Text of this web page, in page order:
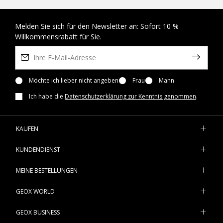
Melden Sie sich für den Newsletter an: Sofort 10 %
Willkommensrabatt für Sie.
Möchte ich lieber nicht angeben Frau
Mann
Ich habe die Datenschutzerklärung zur Kenntnis genommen.
KAUFEN
KUNDENDIENST
MEINE BESTELLUNGEN
GEOX WORLD
GEOX BUSINESS